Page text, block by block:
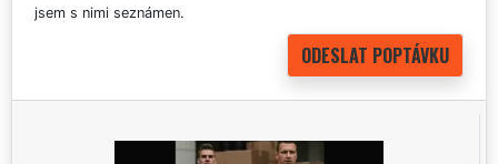
jsem s nimi seznámen.